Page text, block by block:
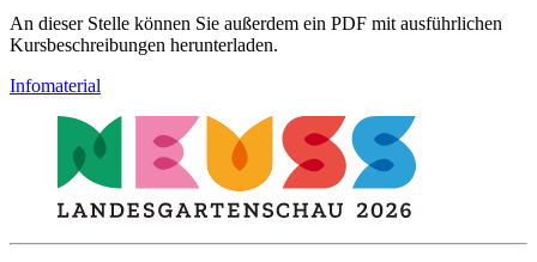
An dieser Stelle können Sie außerdem ein PDF mit ausführlichen
Kursbeschreibungen herunterladen.
Infomaterial